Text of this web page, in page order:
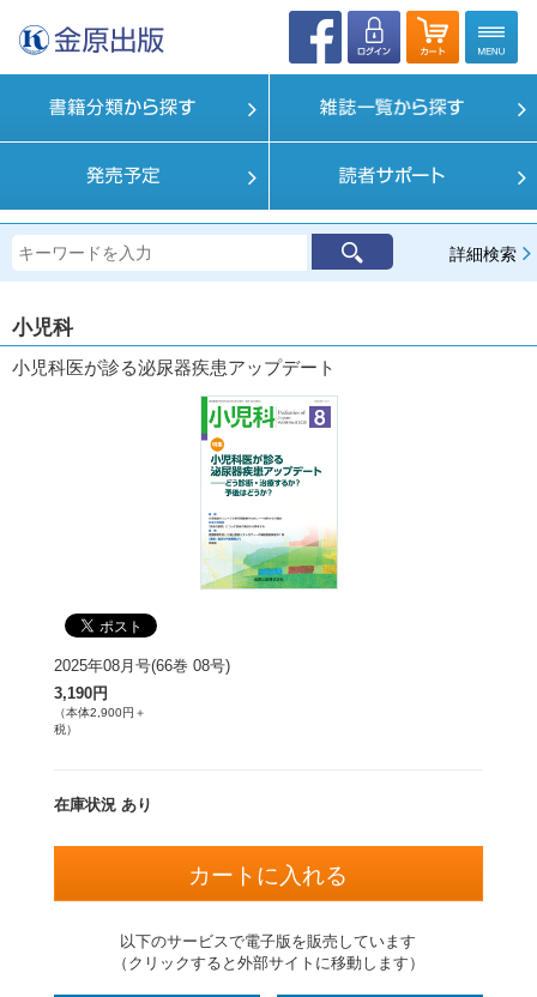
詳細検索
小児科
小児科医が診る泌尿器疾患アップデート
2025年08月号(66巻 08号)
3,190円
（本体2,900円＋
税）
在庫状況 あり
以下のサービスで電子版を販売しています
（クリックすると外部サイトに移動します）